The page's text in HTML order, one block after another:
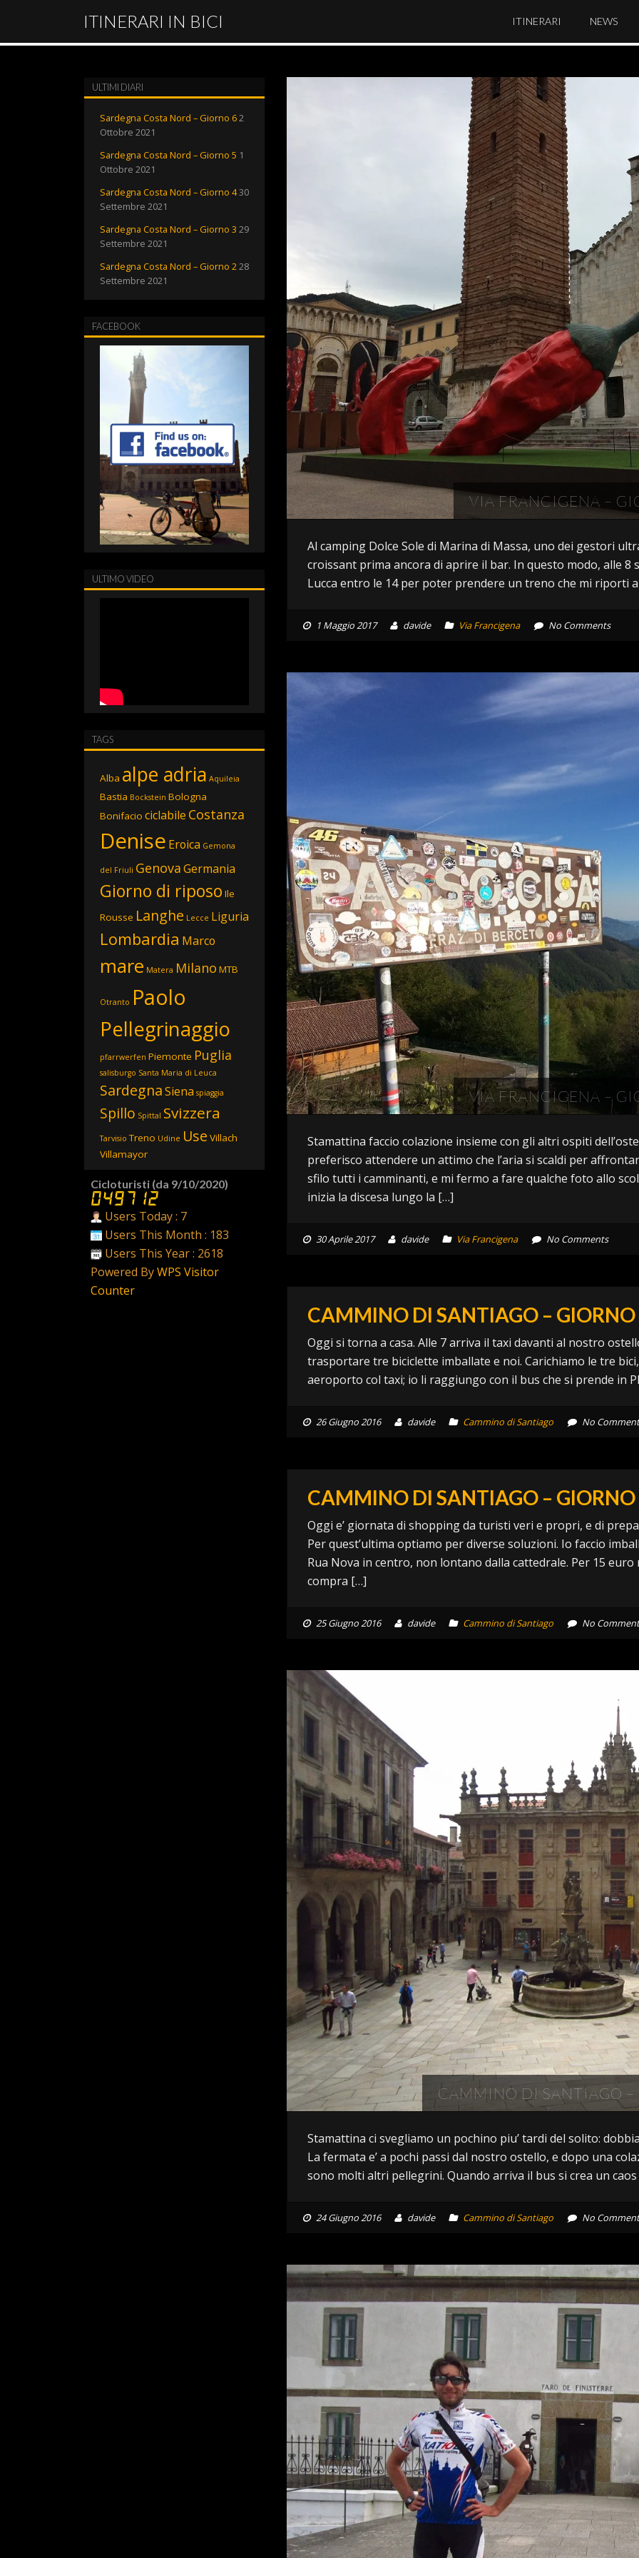
ITINERARI IN BICI ITINERARI NEWS
VIA FRANCIGENA –
Al camping Dolce Sole di Marina di Massa, uno dei gestori
croissant prima ancora di aprire il bar. In questo modo, alle
Lucca entro le 14 per poter prendere un treno che mi riporti
1 Maggio 2017 davide Via Francigena No Comments
VIA FRANCIGENA –
Stamattina faccio colazione insieme con gli altri ospiti
preferisco attendere un attimo che l’aria si scaldi per
sfilo tutti i camminanti, e mi fermo a fare qualche foto allo
inizia la discesa lungo la […]
30 Aprile 2017 davide Via Francigena No Comments
CAMMINO DI SANTIAGO –
Oggi si torna a casa. Alle 7 arriva il taxi davanti al nostro
trasportare tre biciclette imballate e noi. Carichiamo le tre
aeroporto col taxi; io li raggiungo con il bus che si prende in
26 Giugno 2016 davide Cammino di Santiago No
CAMMINO DI SANTIAGO –
Oggi e’ giornata di shopping da turisti veri e propri, e di
Per quest’ultima optiamo per diverse soluzioni. Io faccio
Rua Nova in centro, non lontano dalla cattedrale. Per 15
compra […]
25 Giugno 2016 davide Cammino di Santiago No
CAMMINO DI SANTIAGO
Stamattina ci svegliamo un pochino piu’ tardi del solito:
La fermata e’ a pochi passi dal nostro ostello, e dopo una
sono molti altri pellegrini. Quando arriva il bus si crea un
24 Giugno 2016 davide Cammino di Santiago No
ULTIMI DIARI
Sardegna Costa Nord – Giorno 62
Ottobre 2021
Sardegna Costa Nord – Giorno 5 1
Ottobre 2021
Sardegna Costa Nord – Giorno 430
Settembre 2021
Sardegna Costa Nord – Giorno 3 29
Settembre 2021
Sardegna Costa Nord – Giorno 228
Settembre 2021
FACEBOOK
ULTIMO VIDEO
TAGS
Alba alpe adria Aquileia
Bastia Bockstein Bologna
Bonifacio ciclabile Costanza
Denise Eroica Gemona
del Friuli GenovaGermania
Giorno di riposo Ile
Rousse Langhe Lecce Liguria
Lombardia Marco
mare Matera Milano MTB
Otranto Paolo
Pellegrinaggio
pfarrwerfen Piemonte Puglia
salisburgo Santa Maria di Leuca
SardegnaSiena spiaggia
Spillo Spittal Svizzera
Tarvisio Treno Udine Use Villach
Villamayor
Cicloturisti (da 9/10/2020)
Users Today : 7
Users This Month : 183
Users This Year : 2618
Powered ByWPS Visitor
Counter